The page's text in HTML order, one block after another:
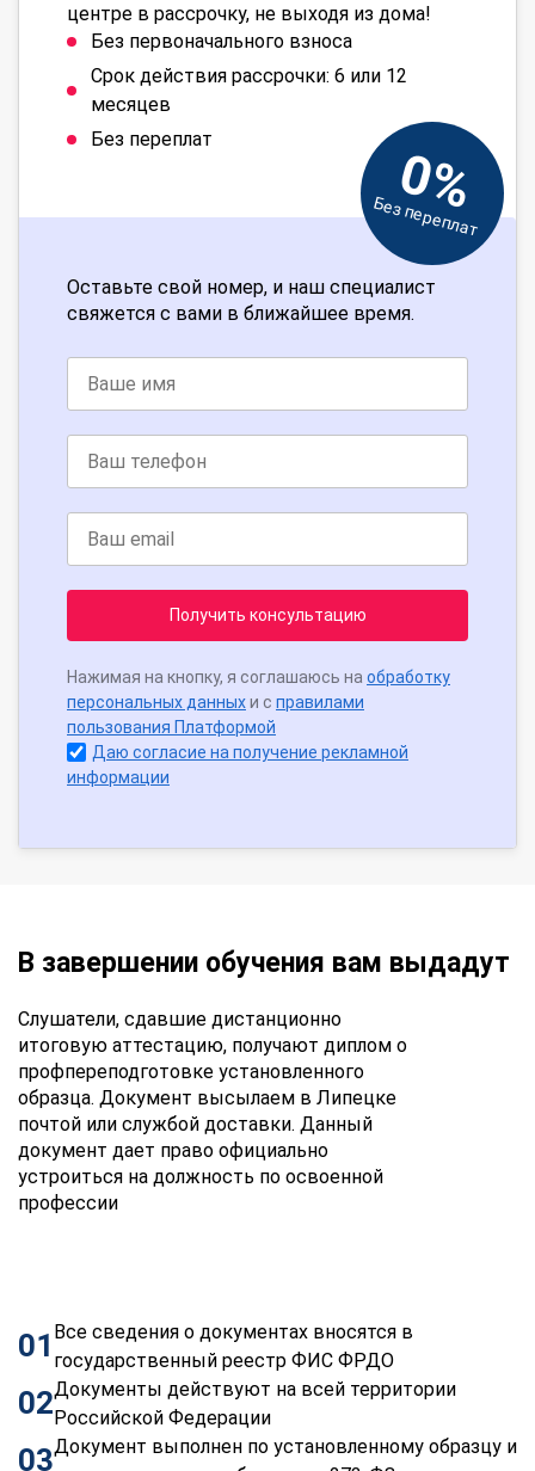
центре в рассрочку, не выходя из дома!
Без первоначального взноса
Срок действия рассрочки: 6 или 12
месяцев
Без переплат
0%
Без переплат
Оставьте свой номер, и наш специалист
свяжется с вами в ближайшее время.
Получить консультацию
Нажимая на кнопку, я соглашаюсь на обработку
персональных данныхи с правилами
пользования Платформой
Даю согласие на получение рекламной
информации
В завершении обучения вам выдадут
Слушатели, сдавшие дистанционно
итоговую аттестацию, получают диплом о
профпереподготовке установленного
образца. Документ высылаем в Липецке
почтой или службой доставки. Данный
документ дает право официально
устроиться на должность по освоенной
профессии
01 Все сведения о документах вносятся в
государственный реестр ФИС ФРДО
02Документы действуют на всей территории
Российской Федерации
03Документ выполнен по установленному образцу и